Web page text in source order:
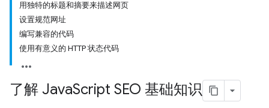
用独特的标题和摘要来描述网页
设置规范网址
编写兼容的代码
使用有意义的 HTTP 状态代码
了解 JavaScript SEO 基础知识